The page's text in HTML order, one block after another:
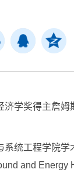
济学奖得主詹姆
系统工程学院
and Energy